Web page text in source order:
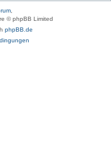
© phpBB Limited
phpBB.de